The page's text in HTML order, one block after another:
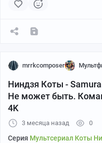
mrrkcomposer
Ниндзя Коты -
Не может быть.
4K
3 месяца назад 0
Серия Мультсериал Коты